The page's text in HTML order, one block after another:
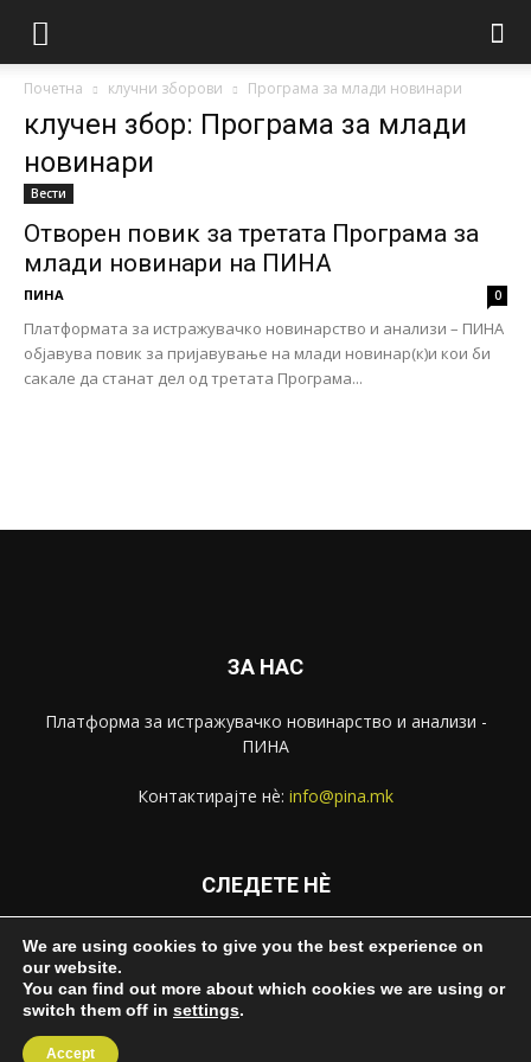
Почетна клучни зборови Програма за млади новинари
клучен збор: Програма за млади
новинари
Вести
Отворен повик за третата Програма за
млади новинари на ПИНА
ПИНА 0
Платформата за истражувачко новинарство и анализи – ПИНА
објавува повик за пријавување на млади новинар(к)и кои би
сакале да станат дел од третата Програма...
ЗА НАС
Платформа за истражувачко новинарство и анализи -
ПИНА
Контактирајте нѐ: info@pina.mk
СЛЕДЕТЕ НЀ
За ПИНА
We are using cookies to give you the best experience on
our website.
You can find out more about which cookies we are using or
switch them off in settings.
Accept